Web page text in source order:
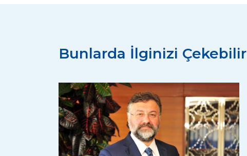
Bunlarda İlginizi Çekebilir